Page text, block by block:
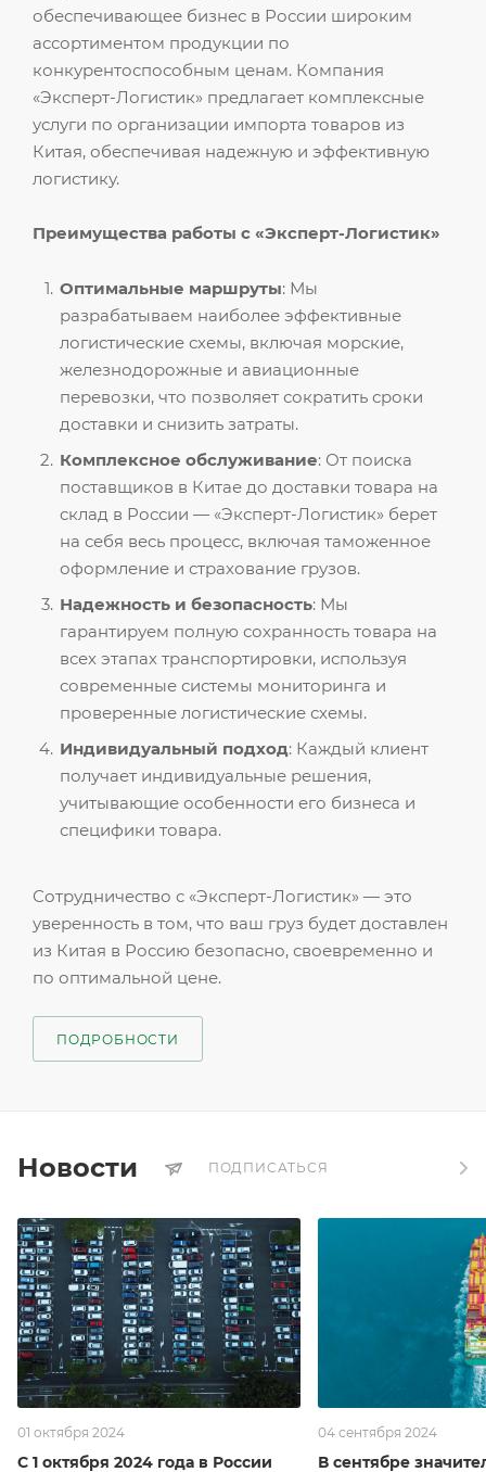
обеспечивающее бизнес в России широким
ассортиментом продукции по
конкурентоспособным ценам. Компания
«Эксперт-Логистик» предлагает комплексные
услуги по организации импорта товаров из
Китая, обеспечивая надежную и эффективную
логистику.
Преимущества работы с «Эксперт-Логистик»
Оптимальные маршруты: Мы
разрабатываем наиболее эффективные
логистические схемы, включая морские,
железнодорожные и авиационные
перевозки, что позволяет сократить сроки
доставки и снизить затраты.
Комплексное обслуживание: От поиска
поставщиков в Китае до доставки товара на
склад в России — «Эксперт-Логистик» берет
на себя весь процесс, включая таможенное
оформление и страхование грузов.
Надежность и безопасность: Мы
гарантируем полную сохранность товара на
всех этапах транспортировки, используя
современные системы мониторинга и
проверенные логистические схемы.
Индивидуальный подход: Каждый клиент
получает индивидуальные решения,
учитывающие особенности его бизнеса и
специфики товара.
Сотрудничество с «Эксперт-Логистик» — это
уверенность в том, что ваш груз будет доставлен
из Китая в Россию безопасно, своевременно и
по оптимальной цене.
ПОДРОБНОСТИ
Новости ПОДПИСАТЬСЯ
01 октября 2024
С 1 октября 2024 года в России
04 сентября 2024
В сентябре